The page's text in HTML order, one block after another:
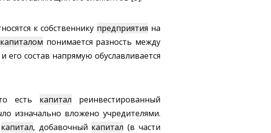
к собственнику предприятия на
капиталом понимается разность между
его состав напрямую обуславливается
есть капитал реинвестированный
изначально вложено учредителями.
капитал, добавочный капитал (в части